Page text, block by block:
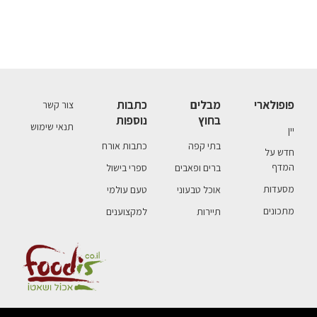
פופולארי
יין
חדש על
המדף
מסעדות
מתכונים
מבלים
בחוץ
בתי קפה
ברים ופאבים
אוכל טבעוני
תיירות
כתבות
נוספות
כתבות אורח
ספרי בישול
טעם עולמי
למקצוענים
צור קשר
תנאי שימוש